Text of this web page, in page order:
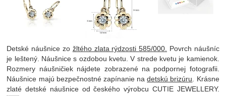
Detské náušnice zo žltého zlata rýdzosti 585/000.
Povrch náušníc
je leštený. Náušnice s ozdobou kvetu. V strede kvetu je kamienok.
Rozmery náušničiek nájdete zobrazené na podpornej fotografii.
Náušnice majú bezpečnostné zapínanie nadetskú brizúru . Krásne
zlaté detské náušnice od českého výrobcu CUTIE JEWELLERY.